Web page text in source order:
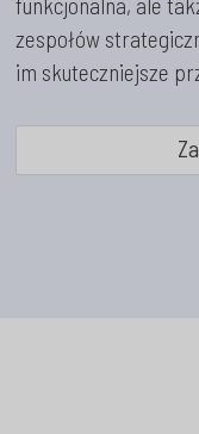
zespołów
im skuteczniejsze